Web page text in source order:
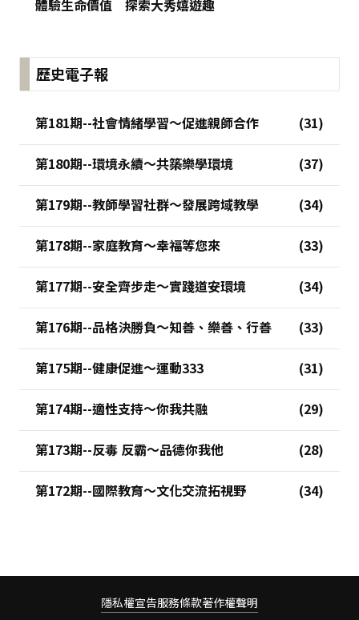
體驗生命價值 探索大秀嬉遊趣
歷史電子報
第181期--社會情緒學習～促進親師合作
第180期--環境永續～共築樂學環境
第179期--教師學習社群～發展跨域教學
第178期--家庭教育～幸福等您來
第177期--安全齊步走～實踐道安環境
第176期--品格決勝負～知善、樂善、行善
第175期--健康促進～運動333
第174期--適性支持～你我共融
第173期--反毒 反霸～品德你我他
第172期--國際教育～文化交流拓視野
隱私權宣告服務條款著作權聲明